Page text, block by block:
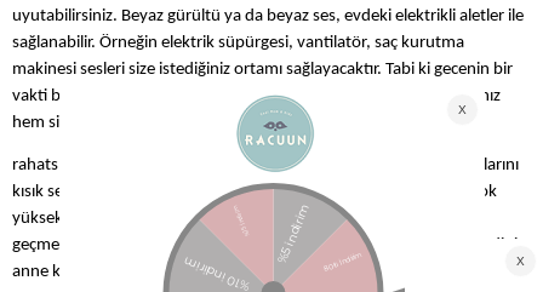
uyutabilirsiniz. Beyaz gürültü ya da beyaz ses, evdeki elektrikli aletler ile
sağlanabilir. Örneğin elektrik süpürgesi, vantilatör, saç kurutma
makinesi sesleri size istediğiniz ortamı sağlayacaktır. Tabi ki gecenin bir
vakti bu sesleri bebeğinize dinletmek için evdeki aletleri çalıştırmanız
hem size hem komşularınıza
rahatsızlık verebilir. Bu yüzden internetten beyaz gürültü ses kayıtlarını
kısık ses düzeyinde olmak şartıyla açabilirsiniz. Bu ses düzeyinin çok
yüksek olmamasına dikkat etmelisiniz, net olarak 85 desibeli
geçmemelidir. Bu şekilde beyaz gürültüyü kullanarak bebeğiniz kendini
anne karnındaki gibi güvende hissetmesini sağlayabilirsiniz.